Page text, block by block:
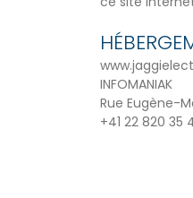
INFOMANIAK
Rue Eugène-
+41 22 820 35